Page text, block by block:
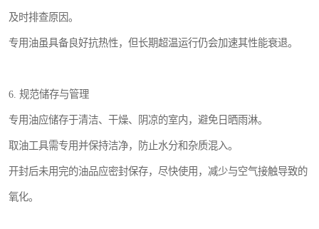
及时排查原因。
专用油虽具备良好抗热性，但长期超温运行仍会加速其性能衰退。
6. 规范储存与管理
专用油应储存于清洁、干燥、阴凉的室内，避免日晒雨淋。
取油工具需专用并保持洁净，防止水分和杂质混入。
开封后未用完的油品应密封保存，尽快使用，减少与空气接触导致的
氧化。